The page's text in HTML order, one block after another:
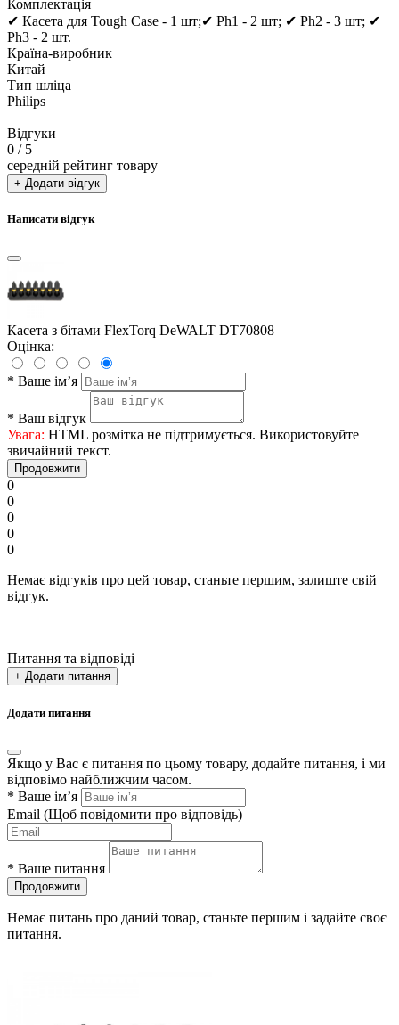
Комплектація
✔ Касета для Tough Case - 1 шт;✔ Рh1 - 2 шт; ✔ Рh2 - 3 шт; ✔
Рh3 - 2 шт.
Країна-виробник
Китай
Тип шліца
Philips
Відгуки
0 / 5
середній рейтинг товару
+ Додати відгук
Написати відгук
Касета з бітами FlexTorq DeWALT DT70808
Оцінка:
* Ваше ім’я
* Ваш відгук
Увага: HTML розмітка не підтримується. Використовуйте
звичайний текст.
Продовжити
0
0
0
0
0
Немає відгуків про цей товар, станьте першим, залиште свій
відгук.
Питання та відповіді
+ Додати питання
Додати питання
Якщо у Вас є питання по цьому товару, додайте питання, і ми
відповімо найближчим часом.
* Ваше ім’я
Email (Щоб повідомити про відповідь)
* Ваше питання
Продовжити
Немає питань про даний товар, станьте першим і задайте своє
питання.